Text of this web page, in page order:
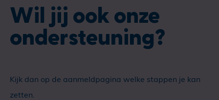
Wil jij ook onze
ondersteuning?
Kijk dan op de aanmeldpagina welke stappen je kan
zetten.